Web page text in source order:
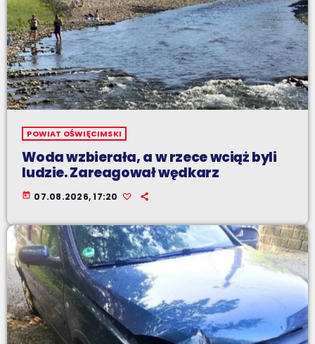
POWIAT OŚWIĘCIMSKI
Woda wzbierała, a w rzece wciąż byli
ludzie. Zareagował wędkarz
today 07.08.2026, 17:20